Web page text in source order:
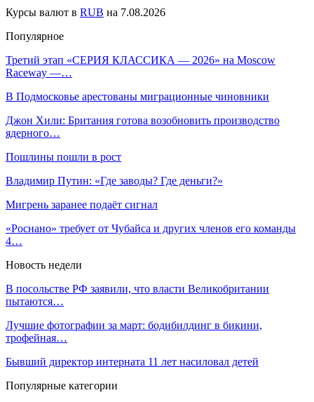
Курсы валют в RUB на 7.08.2026
Популярное
Третий этап «СЕРИЯ КЛАССИКА — 2026» на Moscow
Raceway —…
В Подмосковье арестованы миграционные чиновники
Джон Хили: Британия готова возобновить производство
ядерного…
Пошлины пошли в рост
Владимир Путин: «Где заводы? Где деньги?»
Мигрень заранее подаёт сигнал
«Роснано» требует от Чубайса и других членов его команды
4…
Новость недели
В посольстве РФ заявили, что власти Великобритании
пытаются…
Лучшие фотографии за март: бодибилдинг в бикини,
трофейная…
Бывший директор интерната 11 лет насиловал детей
Популярные категории